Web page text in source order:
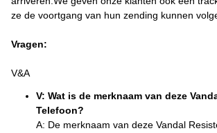
ze de voortgang van hun zending kunnen
Vragen:
V&A
V: Wat is de merknaam van deze
Telefoon?
A: De merknaam van deze Vandal